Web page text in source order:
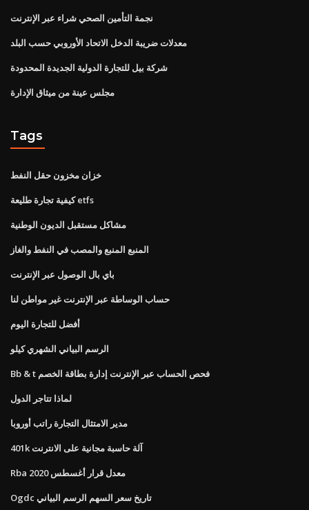
نجمة التأمين الصحي شراء عبر الإنترنت
معدلات ضريبة الدخل الاتحاد الأوروبي حسب البلد
شركة بيل للتجارة الدولية الجديدة المحدودة
مجلس عينة من ميثاق الإدارة
Tags
خزان مخزون حقل النفط
كيفية تجارة طليعة etfs
مشاكل مستقبل الديون الوطنية
المنبع المنبع والمصب في النفط والغاز
باي بال الوصول عبر الإنترنت
حساب الوساطة عبر الإنترنت غير مواطن لنا
أفضل للتجارة اليوم
الرسم البياني الشهري كيلو
Bb & t فحص الحساب عبر الإنترنت إدارة بطاقة الخصم
لماذا تتاجر الدول
مدير الامتثال التجارة راتب أوروبا
401k آلة حاسبة مجانية على الانترنت
Rba معدل قرار أغسطس 2020
Ogdc تاريخ سعر السهم الرسم البياني